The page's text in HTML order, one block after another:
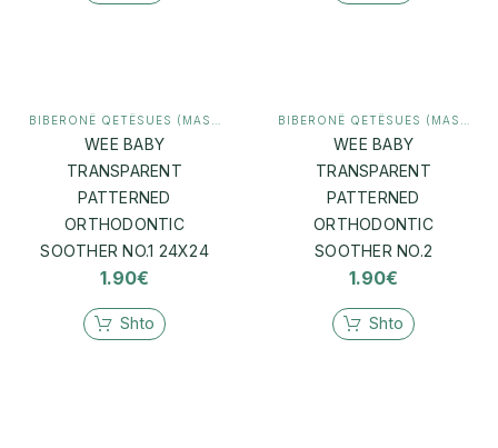
,MAMI & BEBI
WEE BABY
TRANSPARENT
PATTERNED
ORTHODONTIC
SOOTHER NO.1 24X24
1.90€
Shto
WEE BABY
TRANSPARENT
PATTERNED
ORTHODONTIC
SOOTHER NO.2
1.90€
Shto